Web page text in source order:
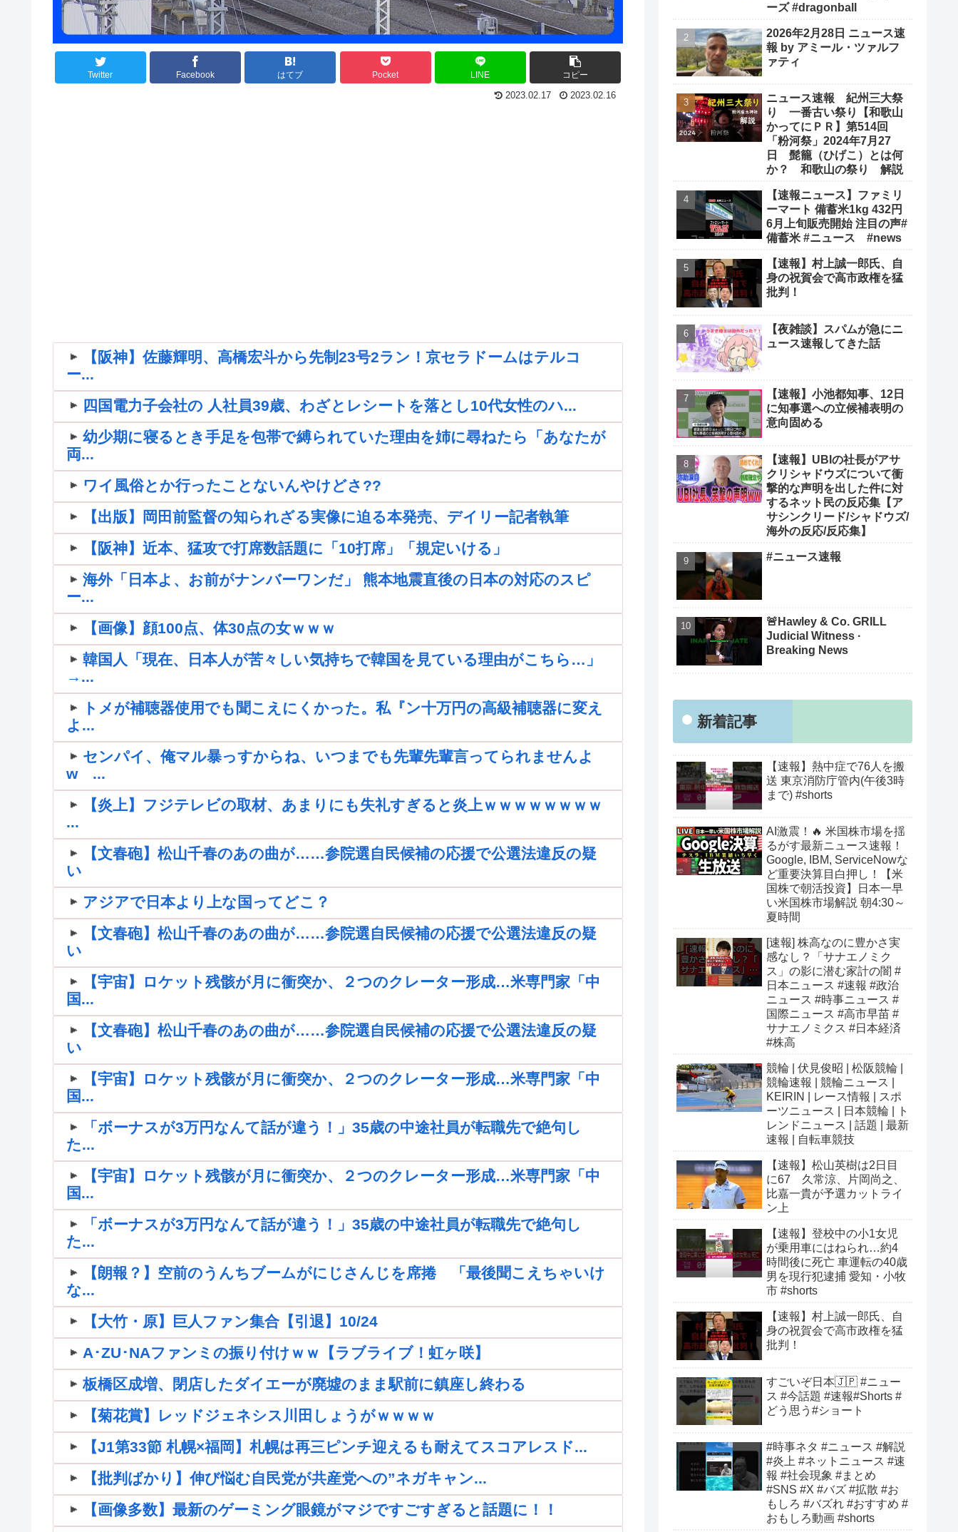
Twitter Facebook はてブ Pocket LINE コピー
2023.02.17 2023.02.16
【阪神】佐藤輝明、高橋宏斗から先制23号2ラン！京セラドームはテルコ
ー...
四国電力子会社の 人社員39歳、わざとレシートを落とし10代女性のハ...
幼少期に寝るとき手足を包帯で縛られていた理由を姉に尋ねたら「あなたが
両...
ワイ風俗とか行ったことないんやけどさ??
【出版】岡田前監督の知られざる実像に迫る本発売、デイリー記者執筆
【阪神】近本、猛攻で打席数話題に「10打席」「規定いける」
海外「日本よ、お前がナンバーワンだ」 熊本地震直後の日本の対応のスピ
ー...
【画像】顔100点、体30点の女ｗｗｗ
韓国人「現在、日本人が苦々しい気持ちで韓国を見ている理由がこちら…」
→...
トメが補聴器使用でも聞こえにくかった。私『ン十万円の高級補聴器に変え
よ...
センパイ、俺マル暴っすからね、いつまでも先輩先輩言ってられませんよ
w ...
【炎上】フジテレビの取材、あまりにも失礼すぎると炎上ｗｗｗｗｗｗｗｗ
...
【文春砲】松山千春のあの曲が……参院選自民候補の応援で公選法違反の疑
い
アジアで日本より上な国ってどこ？
【文春砲】松山千春のあの曲が……参院選自民候補の応援で公選法違反の疑
い
【宇宙】ロケット残骸が月に衝突か、２つのクレーター形成…米専門家「中
国...
【文春砲】松山千春のあの曲が……参院選自民候補の応援で公選法違反の疑
い
【宇宙】ロケット残骸が月に衝突か、２つのクレーター形成…米専門家「中
国...
「ボーナスが3万円なんて話が違う！」35歳の中途社員が転職先で絶句し
た...
【宇宙】ロケット残骸が月に衝突か、２つのクレーター形成…米専門家「中
国...
「ボーナスが3万円なんて話が違う！」35歳の中途社員が転職先で絶句し
た...
【朗報？】空前のうんちブームがにじさんじを席捲 「最後聞こえちゃいけ
な...
【大竹・原】巨人ファン集合【引退】10/24
A･ZU･NAファンミの振り付けｗｗ【ラブライブ！虹ヶ咲】
板橋区成増、閉店したダイエーが廃墟のまま駅前に鎮座し終わる
【菊花賞】レッドジェネシス川田しょうがｗｗｗｗ
【J1第33節 札幌×福岡】札幌は再三ピンチ迎えるも耐えてスコアレスド...
【批判ばかり】伸び悩む自民党が共産党への”ネガキャン...
【画像多数】最新のゲーミング眼鏡がマジですごすぎると話題に！！
ーズ #dragonball
2026年2月28日 ニュース速
報 by アミール・ツァルフ
ァティ
ニュース速報 紀州三大祭
り 一番古い祭り【和歌山
かってにＰＲ】第514回
「粉河祭」2024年7月27
日 髭籠（ひげこ）とは何
か？ 和歌山の祭り 解説
【速報ニュース】ファミリ
ーマート 備蓄米1kg 432円
6月上旬販売開始 注目の声#
備蓄米 #ニュース #news
【速報】村上誠一郎氏、自
身の祝賀会で高市政権を猛
批判！
【夜雑談】スパムが急にニ
ュース速報してきた話
【速報】小池都知事、12日
に知事選への立候補表明の
意向固める
【速報】UBIの社長がアサ
クリシャドウズについて衝
撃的な声明を出した件に対
するネット民の反応集【ア
サシンクリード/シャドウズ/
海外の反応/反応集】
#ニュース速報
🚨Hawley & Co. GRILL
Judicial Witness ·
Breaking News
新着記事
【速報】熱中症で76人を搬
送 東京消防庁管内(午後3時
まで) #shorts
AI激震！🔥 米国株市場を揺
るがす最新ニュース速報！
Google, IBM, ServiceNowな
ど重要決算目白押し！【米
国株で朝活投資】日本一早
い米国株市場解説 朝4:30～
夏時間
[速報] 株高なのに豊かさ実
感なし？「サナエノミク
ス」の影に潜む家計の闇 #
日本ニュース #速報 #政治
ニュース #時事ニュース #
国際ニュース #高市早苗 #
サナエノミクス #日本経済
#株高
競輪 | 伏見俊昭 | 松阪競輪 |
競輪速報 | 競輪ニュース |
KEIRIN | レース情報 | スポ
ーツニュース | 日本競輪 | ト
レンドニュース | 話題 | 最新
速報 | 自転車競技
【速報】松山英樹は2日目
に67 久常涼、片岡尚之、
比嘉一貴が予選カットライ
ン上
【速報】登校中の小1女児
が乗用車にはねられ…約4
時間後に死亡 車運転の40歳
男を現行犯逮捕 愛知・小牧
市 #shorts
【速報】村上誠一郎氏、自
身の祝賀会で高市政権を猛
批判！
すごいぞ日本🇯🇵 #ニュー
ス #今話題 #速報#Shorts #
どう思う#ショート
#時事ネタ #ニュース #解説
#炎上 #ネットニュース #速
報 #社会現象 #まとめ
#SNS #X #バズ #拡散 #お
もしろ #バズれ #おすすめ #
おもしろ動画 #shorts